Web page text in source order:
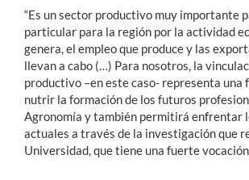
“Es un sector productivo muy importante
particular para la región por la actividad
genera, el empleo que produce y las
llevan a cabo (…) Para nosotros, la
productivo –en este caso- representa una
nutrir la formación de los futuros
Agronomía y también permitirá enfrentar
actuales a través de la investigación que
Universidad, que tiene una fuerte